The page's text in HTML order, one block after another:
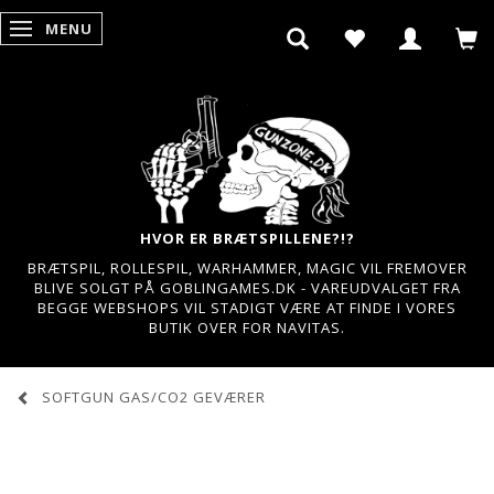
SKIFTE NAVIGATION
MENU
HVOR ER BRÆTSPILLENE?!?
BRÆTSPIL, ROLLESPIL, WARHAMMER, MAGIC VIL FREMOVER
BLIVE SOLGT PÅ GOBLINGAMES.DK - VAREUDVALGET FRA
BEGGE WEBSHOPS VIL STADIGT VÆRE AT FINDE I VORES
BUTIK OVER FOR NAVITAS.
SOFTGUN GAS/CO2 GEVÆRER